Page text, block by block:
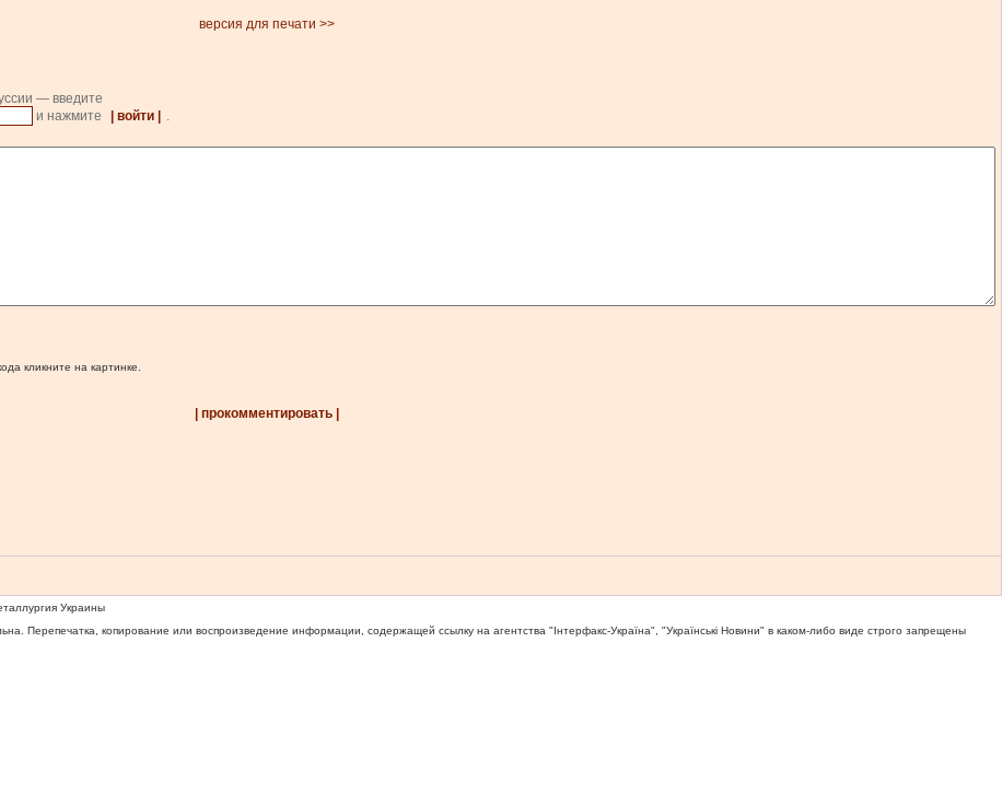
версия для печати >>
— введите
и нажмите | войти |
.
кликните на картинке.
| прокомментировать |
Украины
Перепечатка, копирование или воспроизведение информации, содержащей ссылку на агентства "Iнтерфакс-Україна", "Українськi Новини" в каком-либо виде строго запрещены